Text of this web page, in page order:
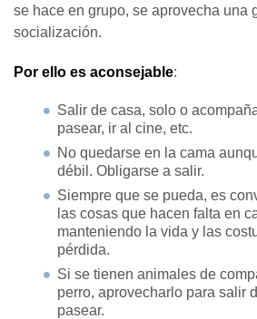
se hace en grupo, se aprovecha una
socialización.
Por ello es aconsejable:
Salir de casa, solo o
pasear, ir al cine, etc.
No quedarse en la cama
débil. Obligarse a salir.
Siempre que se pueda, es
las cosas que hacen falta en
manteniendo la vida y las
pérdida.
Si se tienen animales de
perro, aprovecharlo para salir
pasear.